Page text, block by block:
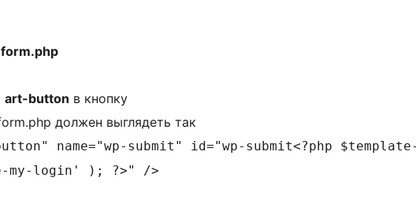
art-button в кнопку
должен выглядеть так
name="wp-submit" id="wp-submit<?php
my-login' ); ?>" />